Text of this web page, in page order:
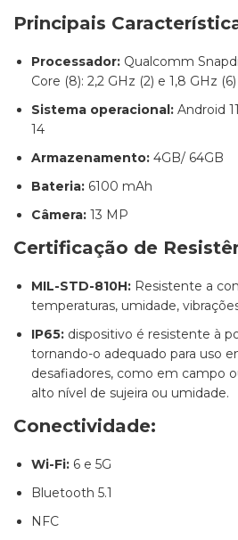
Principais
Processador: Qualcomm
Core (8): 2,2 GHz (2) e 1,8 GHz (6)
Sistema operacional: Android
14
Armazenamento: 4GB/ 64GB
Bateria: 6100 mAh
Câmera: 13 MP
Certificação de
MIL-STD-810H: Resistente a
temperaturas, umidade,
IP65: dispositivo é resistente à
tornando-o adequado para uso
desafiadores, como em campo
alto nível de sujeira ou umidade.
Conectividade:
Wi-Fi: 6 e 5G
Bluetooth 5.1
NFC